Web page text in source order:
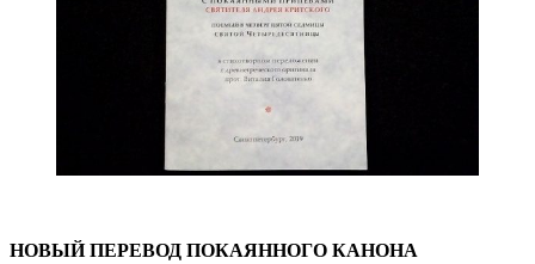
НОВЫЙ ПЕРЕВОД ПОКАЯННОГО КАНОНА